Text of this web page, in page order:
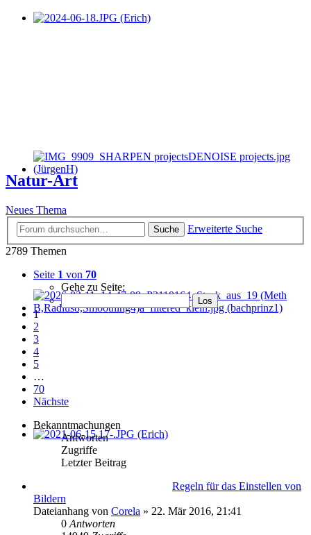
Natur-Art
Neues Thema
Suche
Erweiterte Suche
2789 Themen
Seite 1 von 70
Gehe zu Seite:
1
2
3
4
5
…
70
Nächste
Bekanntmachungen
Antworten
Zugriffe
Letzter Beitrag
Regeln für das Einstellen von
Bildern
Dateianhang von Corela » 22. Mär 2016, 21:41
0 Antworten